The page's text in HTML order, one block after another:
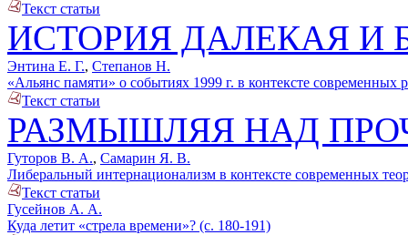
Текст статьи
ИСТОРИЯ ДАЛЕКАЯ И
Энтина Е. Г., Степанов Н.
«Альянс памяти» о событиях 1999 г. в контексте современных
Текст статьи
РАЗМЫШЛЯЯ НАД
Гуторов В. А., Самарин Я. В.
Либеральный интернационализм в контексте современных
Текст статьи
Гусейнов А. А.
Куда летит «стрела времени»? (с. 180-191)